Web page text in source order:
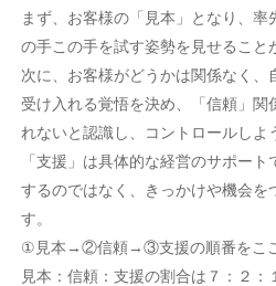
まず、お客様の「見本」となり、
の手この手を試す姿勢を見せること
次に、お客様がどうかは関係なく、
受け入れる覚悟を決め、「信頼」関
れないと認識し、コントロールしよ
「支援」は具体的な経営のサポー
するのではなく、きっかけや機会を
す。
①見本→②信頼→③支援の順番をここ
見本：信頼：支援の割合は７：２：